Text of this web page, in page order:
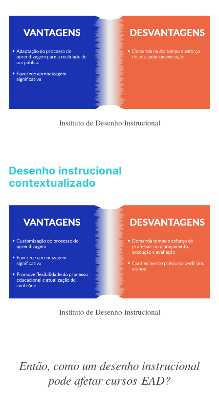
Instituto de Desenho Instrucional
Desenho instrucional
contextualizado
Instituto de Desenho Instrucional
Então, como um desenho instrucional
pode afetar cursos EAD?